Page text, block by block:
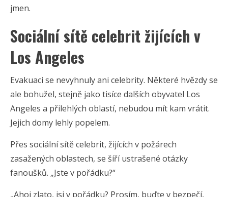
jmen.
Sociální sítě celebrit žijících v
Los Angeles
Evakuaci se nevyhnuly ani celebrity. Některé hvězdy se
ale bohužel, stejně jako tisíce dalších obyvatel Los
Angeles a přilehlých oblastí, nebudou mít kam vrátit.
Jejich domy lehly popelem.
Přes sociální sítě celebrit, žijících v požárech
zasažených oblastech, se šíří ustrašené otázky
fanoušků. „Jste v pořádku?“
„Ahoj zlato, jsi v pořádku? Prosím, buďte v bezpečí,